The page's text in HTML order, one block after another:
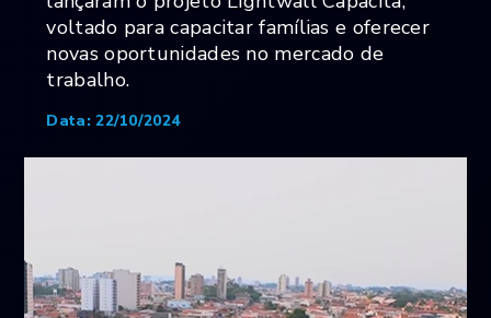
voltado para capacitar famílias e oferecer
novas oportunidades no mercado de
trabalho.
Data: 22/10/2024